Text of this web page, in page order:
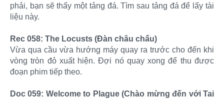
phải, bạn sẽ thấy một tảng đá. Tìm sau tảng đá để lấy tài
liệu này.
Rec 058: The Locusts (Đàn châu chấu)
Vừa qua cầu vừa hướng máy quay ra trước cho đến khi
vòng tròn đỏ xuất hiện. Đợi nó quay xong để thu được
đoạn phim tiếp theo.
Doc 059: Welcome to Plague (Chào mừng đến với Tai